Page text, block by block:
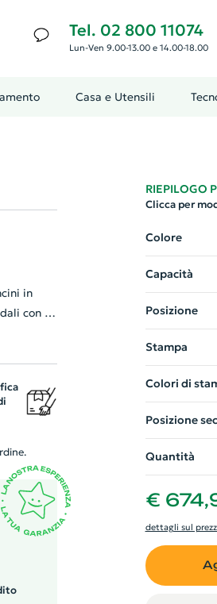
Tel. 02 800 11074
Lun-Ven 9.00-13.00 e 14.00-18.00
Casa e Utensili
in
con un
o del
del
misura
per
RIEPILOGO
Clicca per
Colore
Capacità
Posizione
Stampa
Colori di
Posizione
Quantità
€
dettagli sul